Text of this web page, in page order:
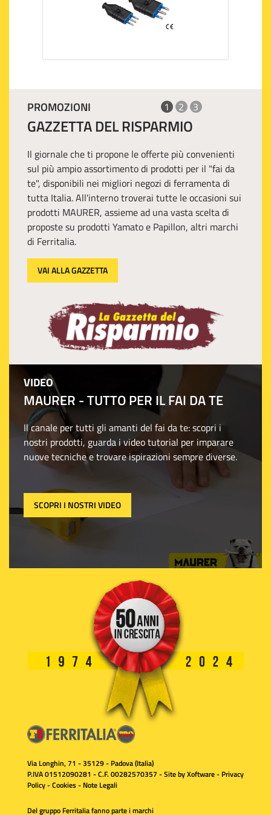
PROMOZIONI 1 2 3
GAZZETTA DEL RISPARMIO
Il giornale che ti propone le offerte più convenienti
sul più ampio assortimento di prodotti per il "fai da
te", disponibili nei migliori negozi di ferramenta di
tutta Italia. All'interno troverai tutte le occasioni sui
prodotti MAURER, assieme ad una vasta scelta di
proposte su prodotti Yamato e Papillon, altri marchi
di Ferritalia.
VAI ALLA GAZZETTA
VIDEO
MAURER - TUTTO PER IL FAI DA TE
Il canale per tutti gli amanti del fai da te: scopri i
nostri prodotti, guarda i video tutorial per imparare
nuove tecniche e trovare ispirazioni sempre diverse.
SCOPRI I NOSTRI VIDEO
Via Longhin, 71 - 35129 - Padova (Italia)
P.IVA 01512090281 - C.F. 00282570357 - Site byXoftware- Privacy
Policy-Cookies- Note Legali
Del gruppo Ferritalia fanno parte i marchi